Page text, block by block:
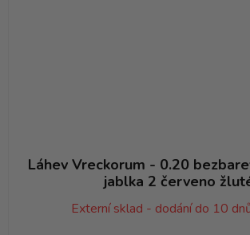
Láhev Vreckorum - 0.20
jablka 2 červeno
Externí sklad - dodání do 10